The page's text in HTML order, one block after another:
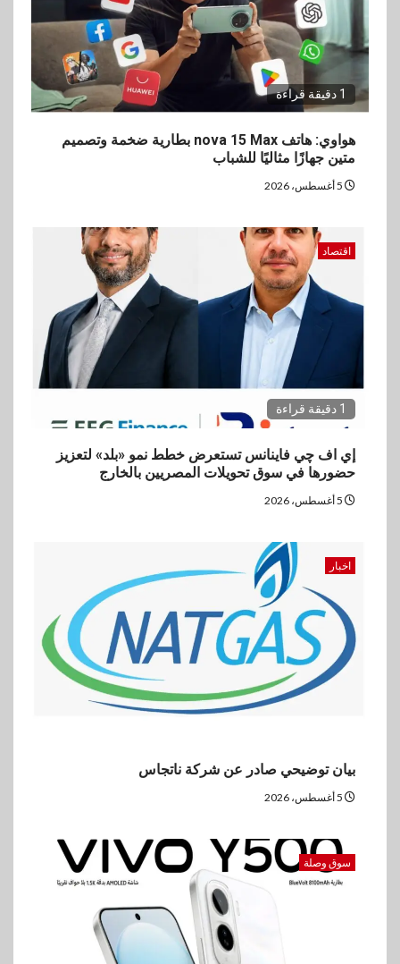
اخبار
بيان توضيحي صادر عن شركة
ناتجاس
4
سوق وصلة
vivo تشعل المنافسة في مصر
5
بنوك
نكست وكاف للتأمين يطلقان
تحالفًا استراتيجيًا لتقديم حلول
تأمينية متكاملة لعملاء البنك
1 دقيقة قراءة
هواوي: هاتف nova 15 Max بطارية ضخمة وتصميم
متين جهازًا مثاليًا للشباب
اقتصاد
1 دقيقة قراءة
إي اف چي فاينانس تستعرض خطط نمو «بلد» لتعزيز
حضورها في سوق تحويلات المصريين بالخارج
اخبار
بيان توضيحي صادر عن شركة ناتجاس
سوق وصلة